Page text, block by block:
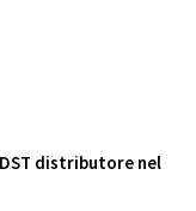
DST distributore nel